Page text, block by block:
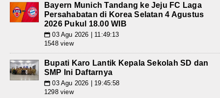
Bayern Munich Tandang ke Jeju FC Laga
Persahabatan di Korea Selatan 4 Agustus
2026 Pukul 18.00 WIB
📅 03 Agu 2026 | 11:49:13
1548 view
Bupati Karo Lantik Kepala Sekolah SD dan
SMP Ini Daftarnya
📅 03 Agu 2026 | 19:45:58
1298 view